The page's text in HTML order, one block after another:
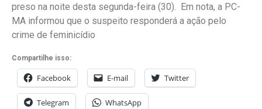
preso na noite desta segunda-feira (30). Em nota, a PC-
MA informou que o suspeito responderá a ação pelo
crime de feminicídio
Compartilhe isso:
Facebook E-mail Twitter
Telegram WhatsApp